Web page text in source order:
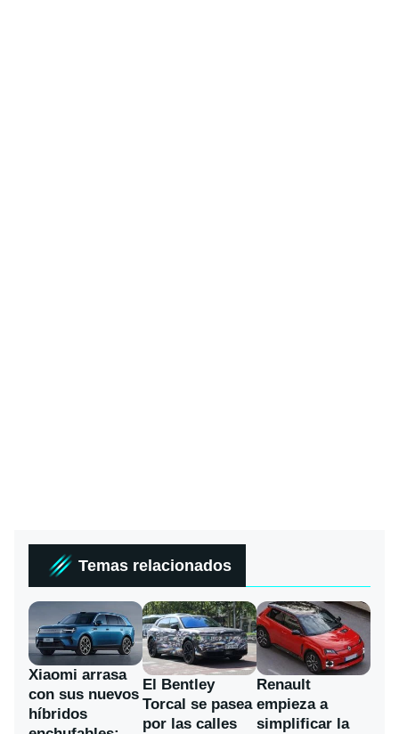
Temas relacionados
Xiaomi arrasa
con sus nuevos
híbridos
El Bentley
Torcal se pasea
por las calles
Renault
empieza a
simplificar la